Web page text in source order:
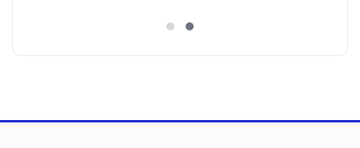
)130° de Visión (Gran Angular)